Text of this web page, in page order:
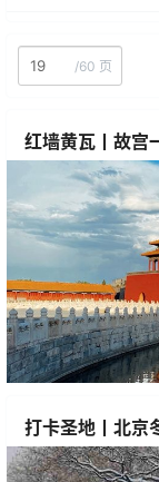
/60 页
红墙黄瓦丨故宫
打卡圣地丨北京